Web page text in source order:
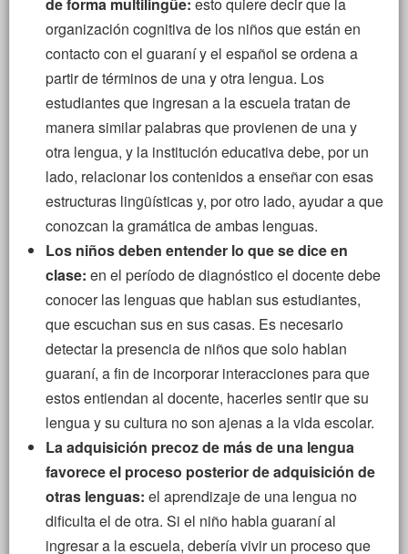
organización cognitiva de los niños que están en
contacto con el guaraní y el español se ordena a
partir de términos de una y otra lengua. Los
estudiantes que ingresan a la escuela tratan de
manera similar palabras que provienen de una y
otra lengua, y la institución educativa debe, por un
lado, relacionar los contenidos a enseñar con esas
estructuras lingüísticas y, por otro lado, ayudar a que
conozcan la gramática de ambas lenguas.
Los niños deben entender lo que se dice en
clase: en el período de diagnóstico el docente debe
conocer las lenguas que hablan sus estudiantes,
que escuchan sus en sus casas. Es necesario
detectar la presencia de niños que solo hablan
guaraní, a fin de incorporar interacciones para que
estos entiendan al docente, hacerles sentir que su
lengua y su cultura no son ajenas a la vida escolar.
La adquisición precoz de más de una lengua
favorece el proceso posterior de adquisición de
otras lenguas: el aprendizaje de una lengua no
dificulta el de otra. Si el niño habla guaraní al
ingresar a la escuela, debería vivir un proceso que